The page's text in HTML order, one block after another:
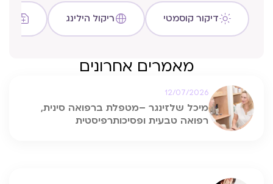
דיקור קוסמטי ריקול הילינג
מאמרים אחרונים
מיכל שלזינגר –מטפלת ברפואה סינית,
רפואה טבעית ופסיכותרפיסטית
12/07/2026